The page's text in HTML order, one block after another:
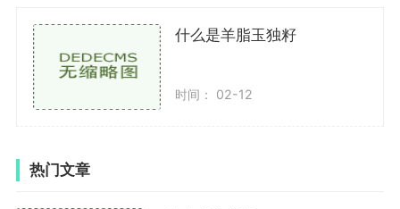
包括大肚腩种、狭长种、紫料种等等，每一种都拥有独
特的外观特征。这些翡翠产地主要分布在中国的云南、
新疆、内蒙古等地。郁金香种的翡翠价格适中，色泽饱
满，比料子种更加亲民。
中所使用的翡翠原石。这些翡翠原石大多来自缅甸，采
什么是羊脂玉独籽
时间： 02-12
热门文章